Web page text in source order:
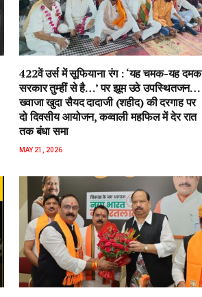
422वें उर्स में सूफियाना रंग : ‘यह चमक-यह दमक
सरकार तुम्हीं से है…’ पर झूम उठे उपस्थितजन…
ख्वाजा खुदा सैयद दादाजी (शहीद) की दरगाह पर
दो दिवसीय आयोजन, कव्वाली महफिल में देर रात
तक बंधा समा
MAY 21, 2026